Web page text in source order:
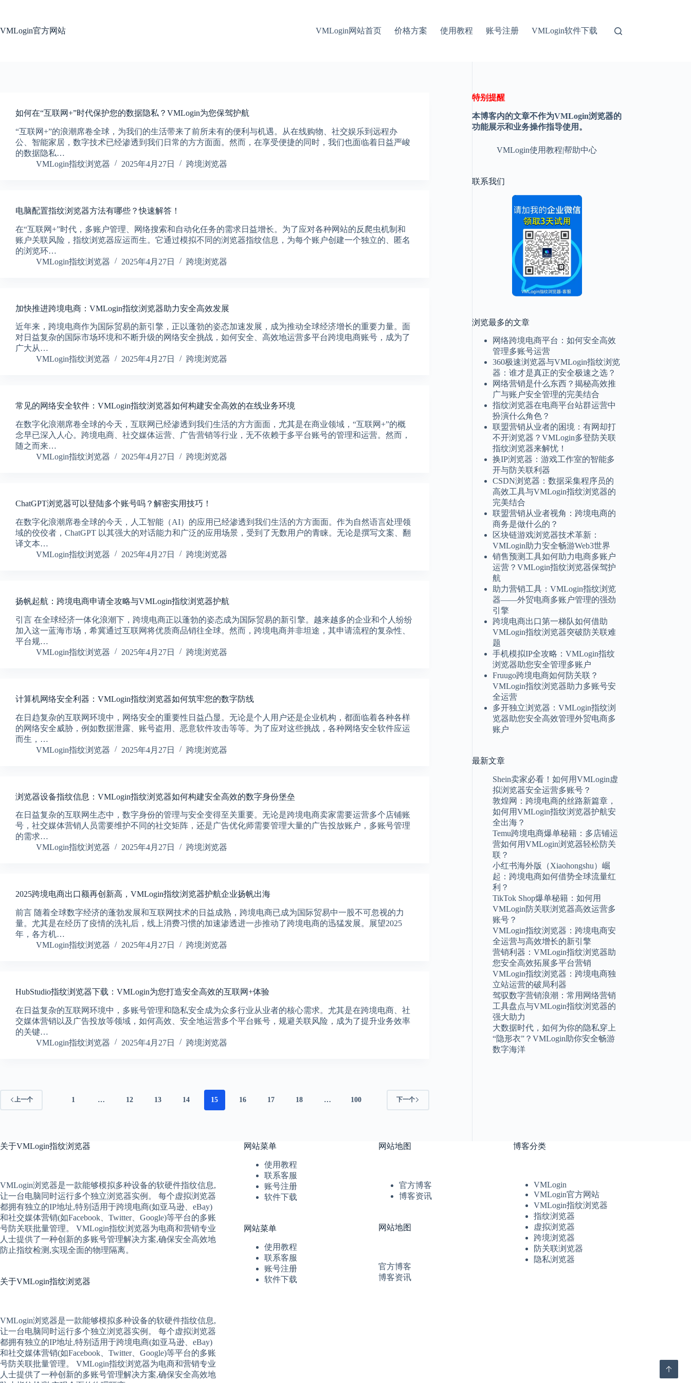
内
VMLogin官方网站 VMLogin网站首页 价格方案 使用教程 账号注册 VMLogin软件下载
如何在“互联网+”时代保护您的数据隐私？VMLogin为您保驾护航
“互联网+”的浪潮席卷全球，为我们的生活带来了前所未有的便利与机遇。从在线购物、社交娱乐到远程办
公、智能家居，数字技术已经渗透到我们日常的方方面面。然而，在享受便捷的同时，我们也面临着日益严峻
的数据隐私…
VMLogin指纹浏览器
2025年4月27日 跨境浏览器
电脑配置指纹浏览器方法有哪些？快速解答！
在“互联网+”时代，多账户管理、网络搜索和自动化任务的需求日益增长。为了应对各种网站的反爬虫机制和
账户关联风险，指纹浏览器应运而生。它通过模拟不同的浏览器指纹信息，为每个账户创建一个独立的、匿名
的浏览环…
VMLogin指纹浏览器
2025年4月27日 跨境浏览器
加快推进跨境电商：VMLogin指纹浏览器助力安全高效发展
近年来，跨境电商作为国际贸易的新引擎，正以蓬勃的姿态加速发展，成为推动全球经济增长的重要力量。面
对日益复杂的国际市场环境和不断升级的网络安全挑战，如何安全、高效地运营多平台跨境电商账号，成为了
广大从…
VMLogin指纹浏览器
2025年4月27日 跨境浏览器
常见的网络安全软件：VMLogin指纹浏览器如何构建安全高效的在线业务环境
在数字化浪潮席卷全球的今天，互联网已经渗透到我们生活的方方面面，尤其是在商业领域，“互联网+”的概
念早已深入人心。跨境电商、社交媒体运营、广告营销等行业，无不依赖于多平台账号的管理和运营。然而，
随之而来…
VMLogin指纹浏览器
2025年4月27日 跨境浏览器
ChatGPT浏览器可以登陆多个账号吗？解密实用技巧！
在数字化浪潮席卷全球的今天，人工智能（AI）的应用已经渗透到我们生活的方方面面。作为自然语言处理领
域的佼佼者，ChatGPT 以其强大的对话能力和广泛的应用场景，受到了无数用户的青睐。无论是撰写文案、翻
译文本…
VMLogin指纹浏览器
2025年4月27日 跨境浏览器
扬帆起航：跨境电商申请全攻略与VMLogin指纹浏览器护航
引言 在全球经济一体化浪潮下，跨境电商正以蓬勃的姿态成为国际贸易的新引擎。越来越多的企业和个人纷纷
加入这一蓝海市场，希冀通过互联网将优质商品销往全球。然而，跨境电商并非坦途，其申请流程的复杂性、
平台规…
VMLogin指纹浏览器
2025年4月27日 跨境浏览器
计算机网络安全利器：VMLogin指纹浏览器如何筑牢您的数字防线
在日趋复杂的互联网环境中，网络安全的重要性日益凸显。无论是个人用户还是企业机构，都面临着各种各样
的网络安全威胁，例如数据泄露、账号盗用、恶意软件攻击等等。为了应对这些挑战，各种网络安全软件应运
而生，…
VMLogin指纹浏览器
2025年4月27日 跨境浏览器
浏览器设备指纹信息：VMLogin指纹浏览器如何构建安全高效的数字身份堡垒
在日益复杂的互联网生态中，数字身份的管理与安全变得至关重要。无论是跨境电商卖家需要运营多个店铺账
号，社交媒体营销人员需要维护不同的社交矩阵，还是广告优化师需要管理大量的广告投放账户，多账号管理
的需求…
VMLogin指纹浏览器
2025年4月27日 跨境浏览器
2025跨境电商出口额再创新高，VMLogin指纹浏览器护航企业扬帆出海
前言 随着全球数字经济的蓬勃发展和互联网技术的日益成熟，跨境电商已成为国际贸易中一股不可忽视的力
量。尤其是在经历了疫情的洗礼后，线上消费习惯的加速渗透进一步推动了跨境电商的迅猛发展。展望2025
年，各方机…
VMLogin指纹浏览器
2025年4月27日 跨境浏览器
HubStudio指纹浏览器下载：VMLogin为您打造安全高效的互联网+体验
在日益复杂的互联网环境中，多账号管理和隐私安全成为众多行业从业者的核心需求。尤其是在跨境电商、社
交媒体营销以及广告投放等领域，如何高效、安全地运营多个平台账号，规避关联风险，成为了提升业务效率
的关键…
VMLogin指纹浏览器
2025年4月27日 跨境浏览器
上一个 1 … 12 13 14 15 16 17 18 … 100 下一个
特别提醒
本博客内的文章不作为VMLogin浏览器的
功能展示和业务操作指导使用。
VMLogin使用教程|帮助中心
联系我们
浏览最多的文章
网络跨境电商平台：如何安全高效
管理多账号运营
360极速浏览器与VMLogin指纹浏览
器：谁才是真正的安全极速之选？
网络营销是什么东西？揭秘高效推
广与账户安全管理的完美结合
指纹浏览器在电商平台站群运营中
扮演什么角色？
联盟营销从业者的困境：有网却打
不开浏览器？VMLogin多登防关联
指纹浏览器来解忧！
换IP浏览器：游戏工作室的智能多
开与防关联利器
CSDN浏览器：数据采集程序员的
高效工具与VMLogin指纹浏览器的
完美结合
联盟营销从业者视角：跨境电商的
商务是做什么的？
区块链游戏浏览器技术革新：
VMLogin助力安全畅游Web3世界
销售预测工具如何助力电商多账户
运营？VMLogin指纹浏览器保驾护
航
助力营销工具：VMLogin指纹浏览
器——外贸电商多账户管理的强劲
引擎
跨境电商出口第一梯队如何借助
VMLogin指纹浏览器突破防关联难
题
手机模拟IP全攻略：VMLogin指纹
浏览器助您安全管理多账户
Fruugo跨境电商如何防关联？
VMLogin指纹浏览器助力多账号安
全运营
多开独立浏览器：VMLogin指纹浏
览器助您安全高效管理外贸电商多
账户
最新文章
Shein卖家必看！如何用VMLogin虚
拟浏览器安全运营多账号？
敦煌网：跨境电商的丝路新篇章，
如何用VMLogin指纹浏览器护航安
全出海？
Temu跨境电商爆单秘籍：多店铺运
营如何用VMLogin浏览器轻松防关
联？
小红书海外版（Xiaohongshu）崛
起：跨境电商如何借势全球流量红
利？
TikTok Shop爆单秘籍：如何用
VMLogin防关联浏览器高效运营多
账号？
VMLogin指纹浏览器：跨境电商安
全运营与高效增长的新引擎
营销利器：VMLogin指纹浏览器助
您安全高效拓展多平台营销
VMLogin指纹浏览器：跨境电商独
立站运营的破局利器
驾驭数字营销浪潮：常用网络营销
工具盘点与VMLogin指纹浏览器的
强大助力
大数据时代，如何为你的隐私穿上
“隐形衣”？VMLogin助你安全畅游
数字海洋
关于VMLogin指纹浏览器
VMLogin浏览器是一款能够模拟多种设备的软硬件指纹信息,
让一台电脑同时运行多个独立浏览器实例。 每个虚拟浏览器
都拥有独立的IP地址,特别适用于跨境电商(如亚马逊、eBay)
和社交媒体营销(如Facebook、Twitter、Google)等平台的多账
号防关联批量管理。 VMLogin指纹浏览器为电商和营销专业
人士提供了一种创新的多账号管理解决方案,确保安全高效地
防止指纹检测,实现全面的物理隔离。
关于VMLogin指纹浏览器
VMLogin浏览器是一款能够模拟多种设备的软硬件指纹信息,
让一台电脑同时运行多个独立浏览器实例。 每个虚拟浏览器
都拥有独立的IP地址,特别适用于跨境电商(如亚马逊、eBay)
和社交媒体营销(如Facebook、Twitter、Google)等平台的多账
号防关联批量管理。 VMLogin指纹浏览器为电商和营销专业
人士提供了一种创新的多账号管理解决方案,确保安全高效地
网站菜单
使用教程
联系客服
账号注册
软件下载
网站菜单
使用教程
联系客服
账号注册
软件下载
网站地图
官方博客
博客资讯
网站地图
官方博客
博客资讯
博客分类
VMLogin
VMLogin官方网站
VMLogin指纹浏览器
指纹浏览器
虚拟浏览器
跨境浏览器
防关联浏览器
隐私浏览器